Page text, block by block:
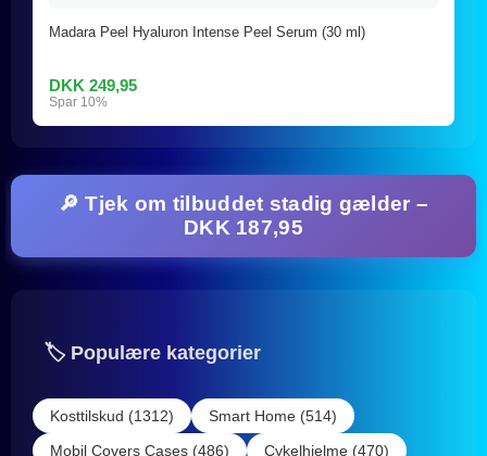
Madara Peel Hyaluron Intense Peel Serum (30 ml)
DKK 249,95
Spar 10%
🔎 Tjek om tilbuddet stadig gælder –
DKK 187,95
🏷️ Populære kategorier
Kosttilskud (1312)
Smart Home (514)
Mobil Covers Cases (486)
Cykelhjelme (470)